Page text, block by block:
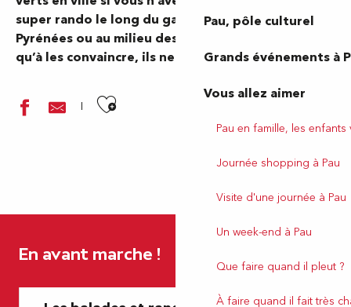
Pau, pôle culturel
Grands événements à
Vous allez aimer
Pau en famille, les
Journée shopping à Pau
Visite d'une journée à Pau
Un week-end à Pau
Que faire quand il pleut ?
À faire quand il fait très
super rando le long du gave avec vue sur les
Pyrénées ou au milieu des vignes… Il ne vous reste
qu’à les convaincre, ils ne le regretteront pas !
Ajouter aux favoris
Balade à Roulette n°2 le lac des Carolins à Lescar
Rontignon - Sentier des Crêtes
En avant marche !